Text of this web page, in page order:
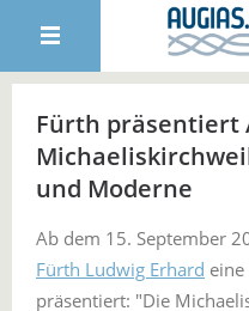
Fürth präsentiert
und Moderne
Ab dem 15. September
Fürth Ludwig Erhard
präsentiert: "Die